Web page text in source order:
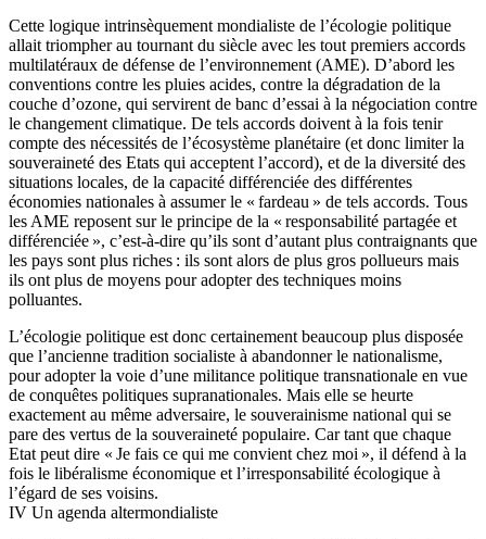
Cette logique intrinsèquement mondialiste de l’écologie politique
allait triompher au tournant du siècle avec les tout premiers accords
multilatéraux de défense de l’environnement (AME). D’abord les
conventions contre les pluies acides, contre la dégradation de la
couche d’ozone, qui servirent de banc d’essai à la négociation contre
le changement climatique. De tels accords doivent à la fois tenir
compte des nécessités de l’écosystème planétaire (et donc limiter la
souveraineté des Etats qui acceptent l’accord), et de la diversité des
situations locales, de la capacité différenciée des différentes
économies nationales à assumer le « fardeau » de tels accords. Tous
les AME reposent sur le principe de la « responsabilité partagée et
différenciée », c’est-à-dire qu’ils sont d’autant plus contraignants que
les pays sont plus riches : ils sont alors de plus gros pollueurs mais
ils ont plus de moyens pour adopter des techniques moins
polluantes.
L’écologie politique est donc certainement beaucoup plus disposée
que l’ancienne tradition socialiste à abandonner le nationalisme,
pour adopter la voie d’une militance politique transnationale en vue
de conquêtes politiques supranationales. Mais elle se heurte
exactement au même adversaire, le souverainisme national qui se
pare des vertus de la souveraineté populaire. Car tant que chaque
Etat peut dire « Je fais ce qui me convient chez moi », il défend à la
fois le libéralisme économique et l’irresponsabilité écologique à
l’égard de ses voisins.
IV Un agenda altermondialiste